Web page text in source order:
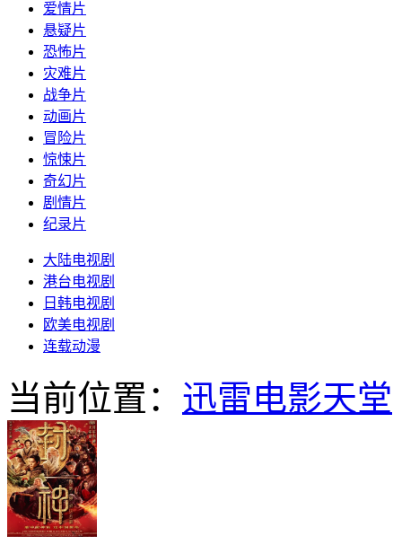
爱情片
悬疑片
恐怖片
灾难片
战争片
动画片
冒险片
惊悚片
奇幻片
剧情片
纪录片
大陆电视剧
港台电视剧
日韩电视剧
欧美电视剧
连载动漫
当前位置： 迅雷电影天堂